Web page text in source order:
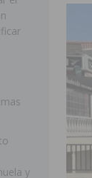
Local de Rojales
celebra hoy el
urbano de JC
de matorrales en
y